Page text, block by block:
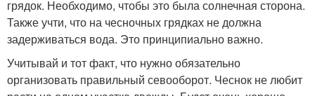
грядок. Необходимо, чтобы это была солнечная сторона.
Также учти, что на чесночных грядках не должна
задерживаться вода. Это принципиально важно.
Учитывай и тот факт, что нужно обязательно
организовать правильный севооборот. Чеснок не любит